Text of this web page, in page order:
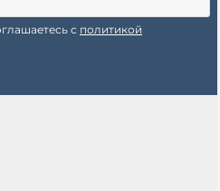
с политикой